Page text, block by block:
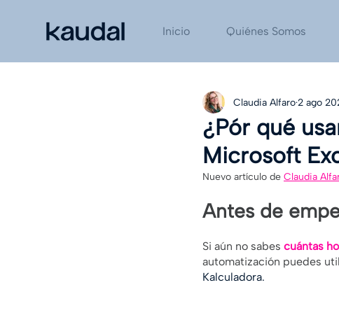
Inicio Quiénes Somos
¿Pór qué
Microsoft
Claudia Alfaro2 ago
Nuevo artículo de Claudia
Antes de
Si aún no sabes cuántas
automatización puedes
Kalculadora.